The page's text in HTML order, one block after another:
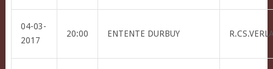
04-03-
2017
20:00 ENTENTE DURBUY